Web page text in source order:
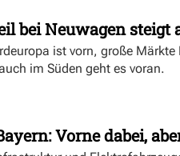
bei Neuwagen steigt
ist vorn, große
im Süden geht es voran.
Vorne dabei,